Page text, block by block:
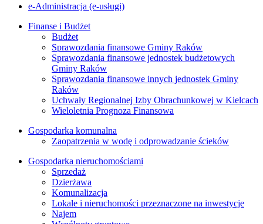
e-Administracja (e-usługi)
Finanse i Budżet
Budżet
Sprawozdania finansowe Gminy Raków
Sprawozdania finansowe jednostek budżetowych
Gminy Raków
Sprawozdania finansowe innych jednostek Gminy
Raków
Uchwały Regionalnej Izby Obrachunkowej w Kielcach
Wieloletnia Prognoza Finansowa
Gospodarka komunalna
Zaopatrzenia w wodę i odprowadzanie ścieków
Gospodarka nieruchomościami
Sprzedaż
Dzierżawa
Komunalizacja
Lokale i nieruchomości przeznaczone na inwestycje
Najem